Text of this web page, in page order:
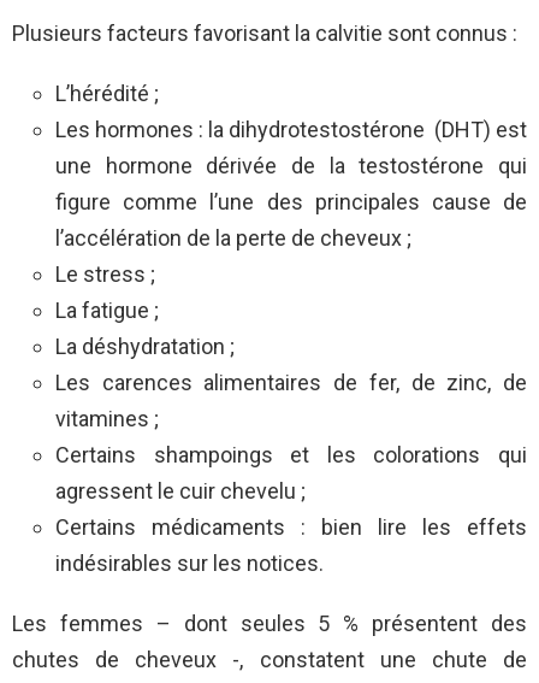
Plusieurs facteurs favorisant la calvitie sont connus :
L’hérédité ;
Les hormones : la dihydrotestostérone (DHT) est
une hormone dérivée de la testostérone qui
figure comme l’une des principales cause de
l’accélération de la perte de cheveux ;
Le stress ;
La fatigue ;
La déshydratation ;
Les carences alimentaires de fer, de zinc, de
vitamines ;
Certains shampoings et les colorations qui
agressent le cuir chevelu ;
Certains médicaments : bien lire les effets
indésirables sur les notices.
Les femmes – dont seules 5 % présentent des
chutes de cheveux -, constatent une chute de